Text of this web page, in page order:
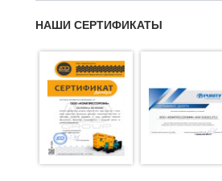
НАШИ СЕРТИФИКАТЫ